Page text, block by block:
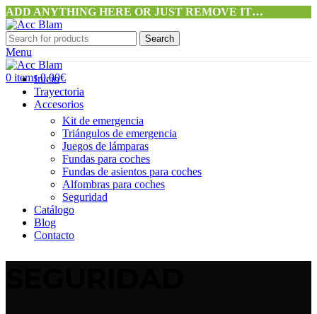
ADD ANYTHING HERE OR JUST REMOVE IT…
Search
Menu
0 items 0,00€
Inicio
Trayectoria
Accesorios
Kit de emergencia
Triángulos de emergencia
Juegos de lámparas
Fundas para coches
Fundas de asientos para coches
Alfombras para coches
Seguridad
Catálogo
Blog
Contacto